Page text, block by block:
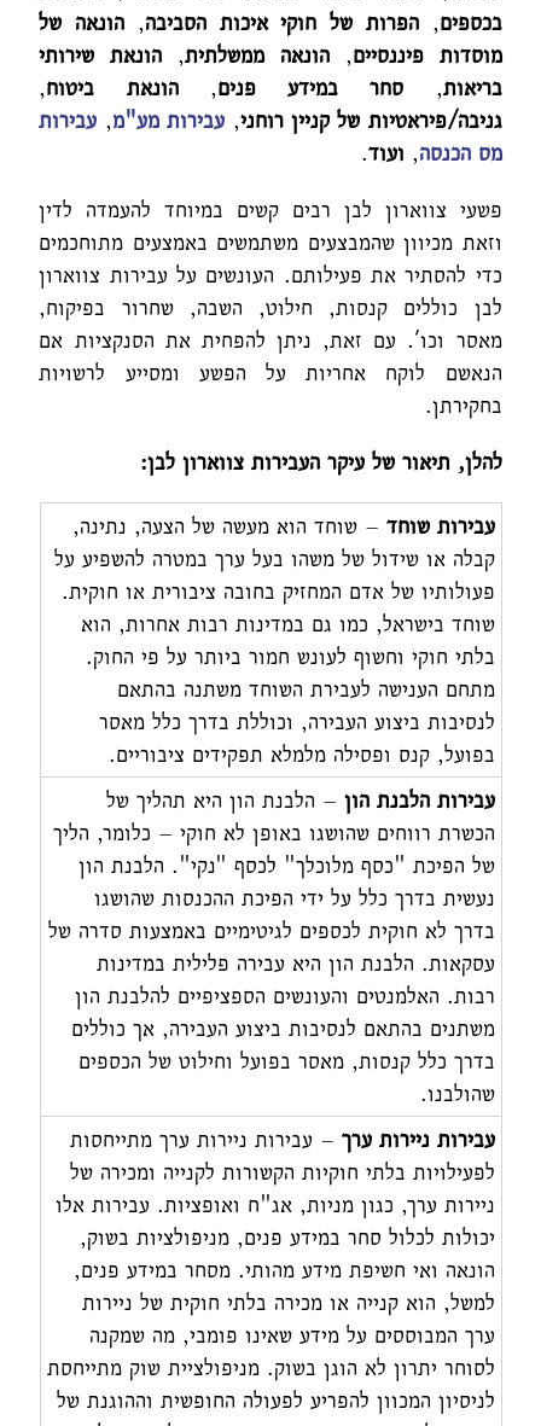
בכספים,הפרות של חוקי איכות הסביבה, הונאה של
מוסדות פיננסיים,הונאה ממשלתית, הונאת שירותי
בריאות, סחר במידע פנים,הונאת ביטוח,
גניבה/פיראטיות של קניין רוחני, עבירות מע"מ, עבירות
מס הכנסה, ועוד.
פשעי צווארון לבן רבים קשים במיוחד להעמדה לדין
וזאת מכיוון שהמבצעים משתמשים באמצעים מתוחכמים
כדי להסתיר את פעילותם. העונשים על עבירות צווארון
לבן כוללים קנסות, חילוט, השבה, שחרור בפיקוח,
מאסר וכו'. עם זאת, ניתן להפחית את הסנקציות אם
הנאשם לוקח אחריות על הפשע ומסייע לרשויות
בחקירתן.
להלן, תיאור של עיקר העבירות צווארון לבן:
עבירות שוחד – שוחד הוא מעשה של הצעה, נתינה,
קבלה או שידול של משהו בעל ערך במטרה להשפיע על
פעולותיו של אדם המחזיק בחובה ציבורית או חוקית.
שוחד בישראל, כמו גם במדינות רבות אחרות, הוא
בלתי חוקי וחשוף לעונש חמור ביותר על פי החוק.
מתחם הענישה לעבירת השוחד משתנה בהתאם
לנסיבות ביצוע העבירה, וכוללת בדרך כלל מאסר
בפועל, קנס ופסילה מלמלא תפקידים ציבוריים.
עבירות הלבנת הון – הלבנת הון היא תהליך של
הכשרת רווחים שהושגו באופן לא חוקי – כלומר, הליך
של הפיכת "כסף מלוכלך" לכסף "נקי". הלבנת הון
נעשית בדרך כלל על ידי הפיכת ההכנסות שהושגו
בדרך לא חוקית לכספים לגיטימיים באמצעות סדרה של
עסקאות. הלבנת הון היא עבירה פלילית במדינות
רבות. האלמנטים והעונשים הספציפיים להלבנת הון
משתנים בהתאם לנסיבות ביצוע העבירה, אך כוללים
בדרך כלל קנסות, מאסר בפועל וחילוט של הכספים
שהולבנו.
עבירות ניירות ערך– עבירות ניירות ערך מתייחסות
לפעילויות בלתי חוקיות הקשורות לקנייה ומכירה של
ניירות ערך, כגון מניות, אג"ח ואופציות. עבירות אלו
יכולות לכלול סחר במידע פנים, מניפולציות בשוק,
הונאה ואי חשיפת מידע מהותי. מסחר במידע פנים,
למשל, הוא קנייה או מכירה בלתי חוקית של ניירות
ערך המבוססים על מידע שאינו פומבי, מה שמקנה
לסוחר יתרון לא הוגן בשוק. מניפולציית שוק מתייחסת
לניסיון המכוון להפריע לפעולה החופשית וההוגנת של